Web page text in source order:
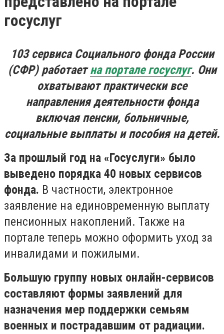
госуслуг
103 сервиса Социального фонда России
(СФР) работаетна портале госуслуг. Они
охватывают практически все
направления деятельности фонда
включая пенсии, больничные,
социальные выплаты и пособия на детей.
За прошлый год на «Госуслуги» было
выведено порядка 40 новых сервисов
фонда. В частности, электронное
заявление на единовременную выплату
пенсионных накоплений. Также на
портале теперь можно оформить уход за
инвалидами и пожилыми.
Большую группу новых онлайн-сервисов
составляют формы заявлений для
назначения мер поддержки семьям
военных и пострадавшим от радиации.